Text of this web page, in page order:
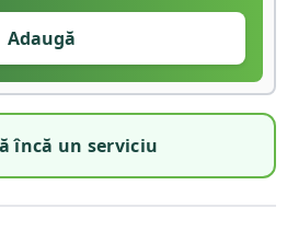
Adaugă
încă un serviciu